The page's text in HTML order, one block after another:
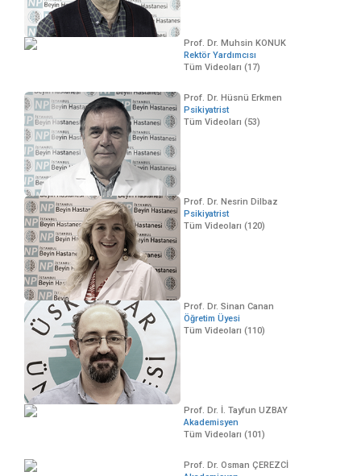
Prof. Dr. Muhsin KONUK
Rektör Yardımcısı
Tüm Videoları (17)
Prof. Dr. Hüsnü Erkmen
Psikiyatrist
Tüm Videoları (53)
Prof. Dr. Nesrin Dilbaz
Psikiyatrist
Tüm Videoları (120)
Prof. Dr. Sinan Canan
Öğretim Üyesi
Tüm Videoları (110)
Prof. Dr. İ. Tayfun UZBAY
Akademisyen
Tüm Videoları (101)
Prof. Dr. Osman ÇEREZCİ